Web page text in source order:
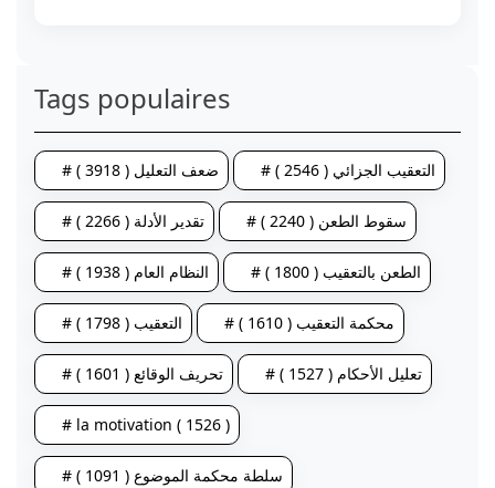
Tags populaires
# ضعف التعليل ( 3918 ) # التعقيب الجزائي ( 2546 )
# تقدير الأدلة ( 2266 ) # سقوط الطعن ( 2240 )
# النظام العام ( 1938 ) # الطعن بالتعقيب ( 1800 )
# التعقيب ( 1798 ) # محكمة التعقيب ( 1610 )
# تحريف الوقائع ( 1601 ) # تعليل الأحكام ( 1527 )
# la motivation ( 1526 )
# سلطة محكمة الموضوع ( 1091 )